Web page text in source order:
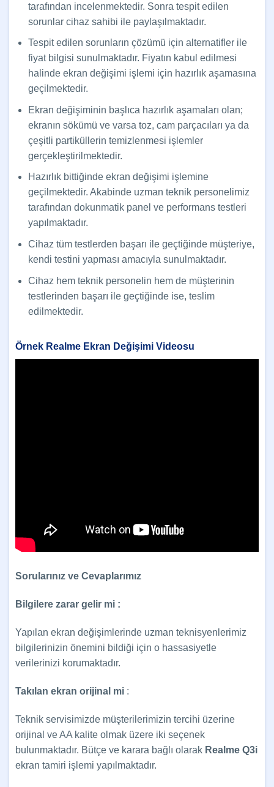
tarafından incelenmektedir. Sonra tespit edilen
sorunlar cihaz sahibi ile paylaşılmaktadır.
Tespit edilen sorunların çözümü için alternatifler ile
fiyat bilgisi sunulmaktadır. Fiyatın kabul edilmesi
halinde ekran değişimi işlemi için hazırlık aşamasına
geçilmektedir.
Ekran değişiminin başlıca hazırlık aşamaları olan;
ekranın sökümü ve varsa toz, cam parçacıları ya da
çeşitli partiküllerin temizlenmesi işlemler
gerçekleştirilmektedir.
Hazırlık bittiğinde ekran değişimi işlemine
geçilmektedir. Akabinde uzman teknik personelimiz
tarafından dokunmatik panel ve performans testleri
yapılmaktadır.
Cihaz tüm testlerden başarı ile geçtiğinde müşteriye,
kendi testini yapması amacıyla sunulmaktadır.
Cihaz hem teknik personelin hem de müşterinin
testlerinden başarı ile geçtiğinde ise, teslim
edilmektedir.
Örnek Realme Ekran Değişimi Videosu
Sorularınız ve Cevaplarımız
Bilgilere zarar gelir mi :
Yapılan ekran değişimlerinde uzman teknisyenlerimiz
bilgilerinizin önemini bildiği için o hassasiyetle
verilerinizi korumaktadır.
Takılan ekran orijinal mi :
Teknik servisimizde müşterilerimizin tercihi üzerine
orijinal ve AA kalite olmak üzere iki seçenek
bulunmaktadır. Bütçe ve karara bağlı olarak Realme Q3i
ekran tamiri işlemi yapılmaktadır.